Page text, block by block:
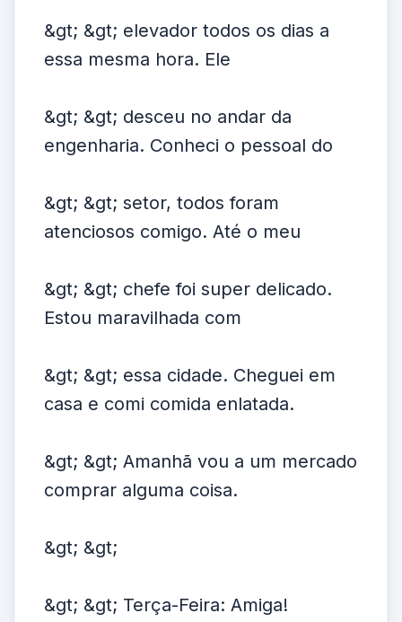
&gt; &gt; elevador todos os dias a
essa mesma hora. Ele
&gt; &gt; desceu no andar da
engenharia. Conheci o pessoal do
&gt; &gt; setor, todos foram
atenciosos comigo. Até o meu
&gt; &gt; chefe foi super delicado.
Estou maravilhada com
&gt; &gt; essa cidade. Cheguei em
casa e comi comida enlatada.
&gt; &gt; Amanhã vou a um mercado
comprar alguma coisa.
&gt; &gt;
&gt; &gt; Terça-Feira: Amiga!